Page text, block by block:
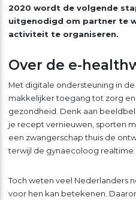
2020 wordt de volgende
uitgenodigd om partner te
activiteit te organiseren.
Over de e-
Met digitale ondersteuning in
makkelijker toegang tot zorg en
gezondheid. Denk aan
je recept vernieuwen, sporten
een zwangerschap thuis de
terwijl de gynaecoloog realtime
Toch weten veel Nederlanders
voor hen kan betekenen.